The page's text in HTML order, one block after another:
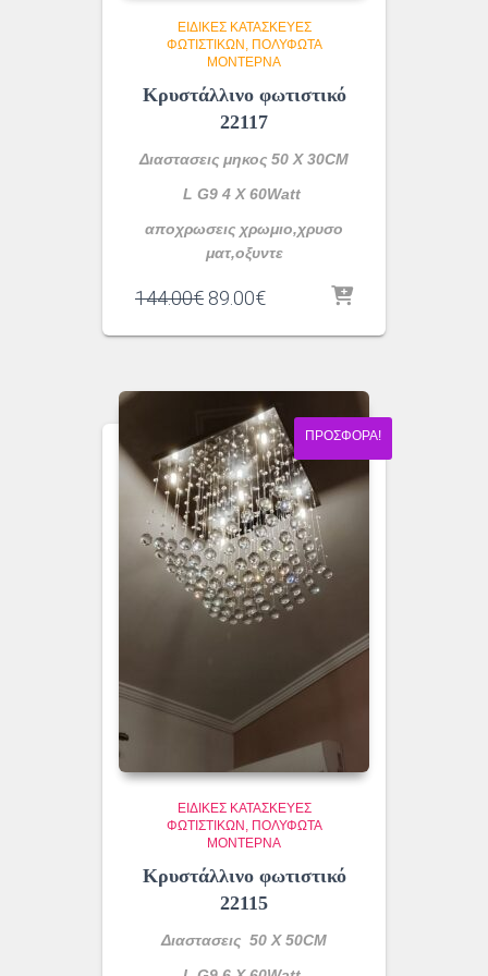
ΕΙΔΙΚΈΣ ΚΑΤΑΣΚΕΥΈΣ
ΦΩΤΙΣΤΙΚΏΝ
ΠΟΛΎΦΩΤΑ
ΜΟΝΤΈΡΝΑ
Κρυστάλλινο φωτιστικό
22117
Διαστασεις μηκος 50 Χ 30CM
L G9 4 X 60Watt
αποχρωσεις χρωμιο,χρυσο
ματ,οξυντε
144.00€ Original
was:
89.00€Η
τιμή
89.00€.
ΠΡΟΣΦΟΡΆ!
ΕΙΔΙΚΈΣ ΚΑΤΑΣΚΕΥΈΣ
ΦΩΤΙΣΤΙΚΏΝ
ΠΟΛΎΦΩΤΑ
ΜΟΝΤΈΡΝΑ
Κρυστάλλινο φωτιστικό
22115
Διαστασεις 50 Χ 50CM